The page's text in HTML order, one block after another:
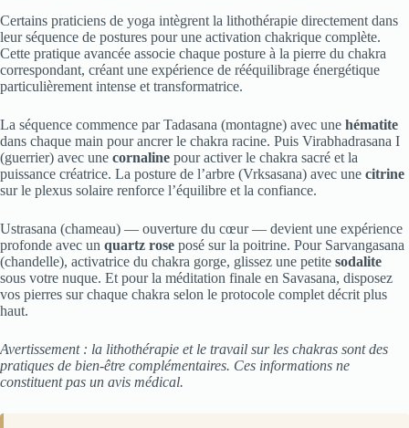
Certains praticiens de yoga intègrent la lithothérapie directement dans
leur séquence de postures pour une activation chakrique complète.
Cette pratique avancée associe chaque posture à la pierre du chakra
correspondant, créant une expérience de rééquilibrage énergétique
particulièrement intense et transformatrice.
La séquence commence par Tadasana (montagne) avec une hématite
dans chaque main pour ancrer le chakra racine. Puis Virabhadrasana I
(guerrier) avec une cornaline pour activer le chakra sacré et la
puissance créatrice. La posture de l’arbre (Vrksasana) avec une citrine
sur le plexus solaire renforce l’équilibre et la confiance.
Ustrasana (chameau) — ouverture du cœur — devient une expérience
profonde avec un quartz rose posé sur la poitrine. Pour Sarvangasana
(chandelle), activatrice du chakra gorge, glissez une petite sodalite
sous votre nuque. Et pour la méditation finale en Savasana, disposez
vos pierres sur chaque chakra selon le protocole complet décrit plus
haut.
Avertissement : la lithothérapie et le travail sur les chakras sont des
pratiques de bien-être complémentaires. Ces informations ne
constituent pas un avis médical.